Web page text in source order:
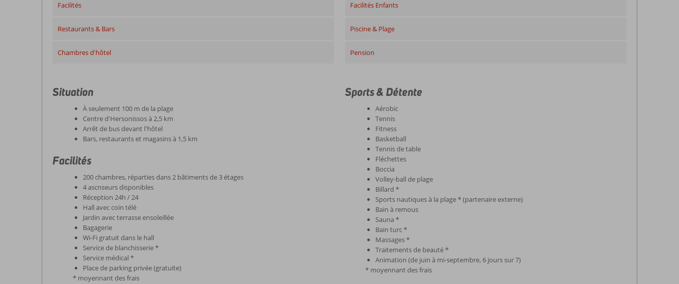
Facilités
Restaurants & Bars
Chambres d'hôtel
Facilités Enfants
Piscine & Plage
Pension
Situation
À seulement 100 m de la plage
Centre d'Hersonissos à 2,5 km
Arrêt de bus devant l'hôtel
Bars, restaurants et magasins à 1,5 km
Facilités
200 chambres, réparties dans 2 bâtiments de 3 étages
4 ascnseurs disponibles
Réception 24h / 24
Hall avec coin télé
Jardin avec terrasse ensoleillée
Bagagerie
Wi-Fi gratuit dans le hall
Service de blanchisserie *
Service médical *
Place de parking privée (gratuite)
* moyennant des frais
Sports & Détente
Aérobic
Tennis
Fitness
Basketball
Tennis de table
Fléchettes
Boccia
Volley-ball de plage
Billard *
Sports nautiques à la plage * (partenaire externe)
Bain à remous
Sauna *
Bain turc *
Massages *
Traitements de beauté *
Animation (de juin à mi-septembre, 6 jours sur 7)
* moyennant des frais